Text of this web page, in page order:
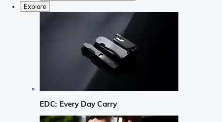
Explore
EDC: Every Day Carry